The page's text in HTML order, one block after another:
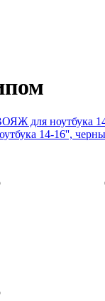
14-16'',